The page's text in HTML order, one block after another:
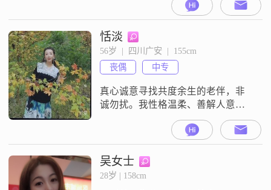
元这个区间，学历是高中及以下
##3002##平时大家都说我是个稳重
可靠的人，我自己也觉得责任感挺
强的##3002##性格上我比较随和，
容易相处，没什么太大的脾气
##3002##在观念上，我觉得家庭为
重，也一
恬淡
56岁  |  四川广安  |  155cm
丧偶
中专
真心诚意寻找共度余生的老伴，非
诚勿扰。我性格温柔、善解人意、
心地善良，孝顺顾家，热爱生活。
退休后加入旗袍队充实自己，气质
温婉，喜欢旅游、拍照，用心感受
生活中的美好。平时圈子简单纯
粹，待人真诚温和。经历了爱人的
吴女士
28岁 | 158cm